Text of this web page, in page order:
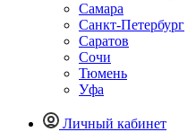
Самара
Санкт-Петербург
Саратов
Сочи
Тюмень
Уфа
Личный кабинет